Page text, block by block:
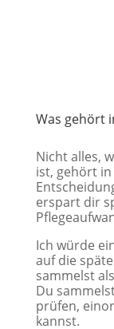
Was gehört
Nicht alles,
ist, gehört
erspart dir
Ich würde
auf die
sammelst
Du
prüfen,
kannst.